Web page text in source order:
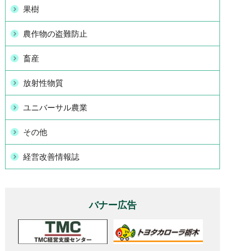
果樹
農作物の盗難防止
畜産
放射性物質
ユニバーサル農業
その他
経営改善情報誌
バナー広告